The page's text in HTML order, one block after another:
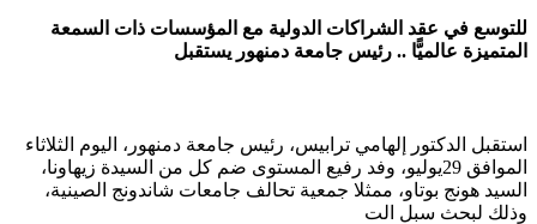
للتوسع في عقد الشراكات الدولية مع المؤسسات ذات السمعة
المتميزة عالميًّا .. رئيس جامعة دمنهور يستقبل
استقبل الدكتور إلهامي ترابيس، رئيس جامعة دمنهور، اليوم الثلاثاء
الموافق 29يوليو، وفد رفيع المستوى ضم كل من السيدة زيهاونا،
السيد هونج بوتاو، ممثلا جمعية تحالف جامعات شاندونج الصينية،
وذلك لبحث سبل الت